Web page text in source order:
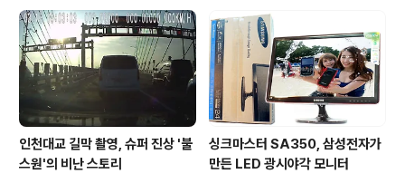
FG)’에 대한 품목제조보고서 등록을 완료했다고 밝혔다.
식약처 개정고시에서 정의한 ‘청관제(boiler water addi
tives)’란 식품에 직접 접촉하는 스팀을 생산하는 보일..
인천대교 길막 촬영, 슈퍼 진상 '불
스원'의 비난 스토리
싱크마스터 SA350, 삼성전자가
만든 LED 광시야각 모니터